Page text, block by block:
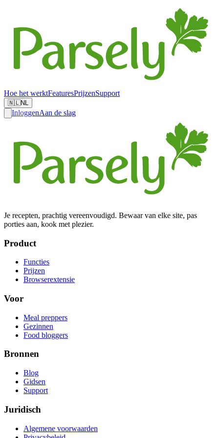
Hoe het werktFeaturesPrijzenSupport
🇳🇱NL
InloggenAan de slag
Je recepten, prachtig vereenvoudigd. Bewaar van elke site, pas
porties aan, kook met plezier.
Product
Functies
Prijzen
Browserextensie
Voor
Meal preppers
Gezinnen
Food bloggers
Bronnen
Blog
Gidsen
Support
Juridisch
Algemene voorwaarden